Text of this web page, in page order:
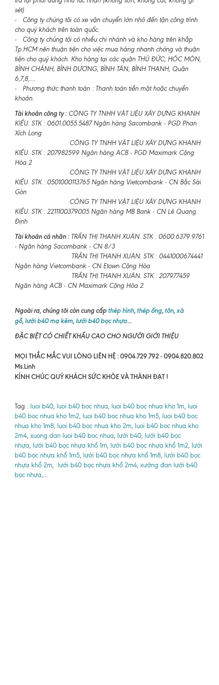
sét)
- Công ty chúng tôi có xe vận chuyển lớn nhỏ đến tận công trình
cho quý khách trên toàn quốc.
- Công ty chúng tôi có nhiều chi nhánh và kho hàng trên khắp
Tp.HCM nên thuận tiện cho việc mua hàng nhanh chóng và thuận
tiện cho quý khách. Kho hàng tại các quận THỦ ĐỨC, HÓC MÔN,
BÌNH CHÁNH, BÌNH DƯƠNG, BÌNH TÂN, BÌNH THẠNH, Quận
6,7,8,....
- Phương thức thanh toán : Thanh toán tiền mặt hoặc chuyển
khoản.
Tài khoản công ty :CÔNG TY TNHH VẬT LIỆU XÂY DỰNG KHANH
KIỀU. STK : 0601.0055.5487 Ngân hàng Sacombank - PGD Phan
Xích Long
CÔNG TY TNHH VẬT LIỆU XÂY DỰNG KHANH
KIỀU. STK : 207982599 Ngân hàng ACB - PGD Maximark Cộng
Hòa 2
CÔNG TY TNHH VẬT LIỆU XÂY DỰNG KHANH
KIỀU. STK : 0501000113765 Ngân hàng Vietcombank - CN Bắc Sài
Gòn
CÔNG TY TNHH VẬT LIỆU XÂY DỰNG KHANH
KIỀU. STK : 2211100379005 Ngân hàng MB Bank - CN Lê Quang
Định
Tài khoản cá nhân :TRẦN THỊ THANH XUÂN. STK : 0600.6379.9761
- Ngân hàng Sacombank - CN 8/3
TRẦN THỊ THANH XUÂN. STK : 0441000674441
Ngân hàng Vietcombank - CN Etown Cộng Hòa
TRẦN THỊ THANH XUÂN. STK : 207977459
Ngân hàng ACB - CN Maximark Cộng Hòa 2
Ngoài ra, chúng tôi còn cung cấp thép hình, thép ống, tôn, xà
gồ, lưới b40 mạ kẽm, lưới b40 bọc nhựa...
ĐẶC BIỆT CÓ CHIẾT KHẤU CAO CHO NGƯỜI GIỚI THIỆU
MỌI THẮC MẮC VUI LÒNG LIÊN HỆ : 0904.729.792 - 0904.820.802
Ms.Linh
KÍNH CHÚC QUÝ KHÁCH SỨC KHỎE VÀ THÀNH ĐẠT !
Tag : luoi b40, luoi b40 boc nhua, luoi b40 boc nhua kho 1m, luoi
b40 boc nhua kho 1m2, luoi b40 boc nhua kho 1m5, luoi b40 boc
nhua kho 1m8, luoi b40 boc nhua kho 2m, luoi b40 boc nhua kho
2m4, xuong dan luoi b40 boc nhua, lưới b40, lưới b40 bọc
nhựa, lưới b40 bọc nhựa khổ 1m, lưới b40 bọc nhựa khổ 1m2, lưới
b40 bọc nhựa khổ 1m5, lưới b40 bọc nhựa khổ 1m8, lưới b40 bọc
nhựa khổ 2m, lưới b40 bọc nhựa khổ 2m4, xưởng đan lưới b40
bọc nhựa,...